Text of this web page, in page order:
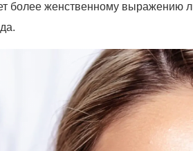
более женственному выражению